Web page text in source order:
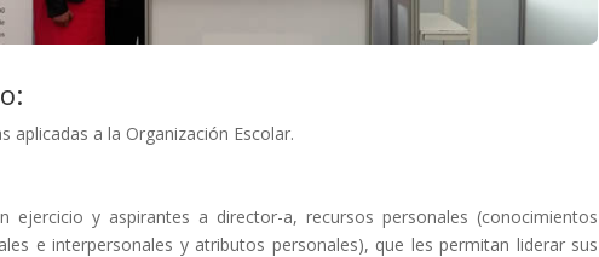
aplicadas a la Organización Escolar.
ejercicio y aspirantes a director-a, recursos personales (conocimientos
e interpersonales y atributos personales), que les permitan liderar sus